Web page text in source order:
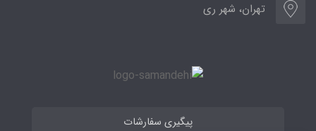
تهران، شهر ری
پیگیری سفارشات